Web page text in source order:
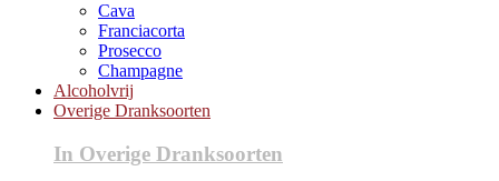
Cava
Franciacorta
Prosecco
Champagne
Alcoholvrij
Overige Dranksoorten
In Overige Dranksoorten